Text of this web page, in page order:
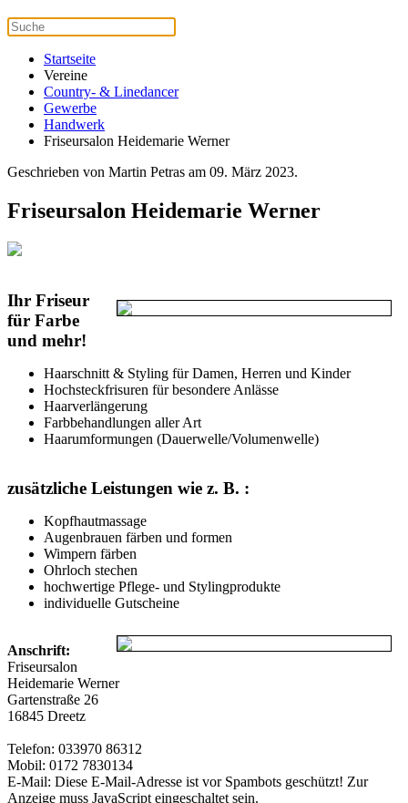
Startseite
Vereine
Country- & Linedancer
Gewerbe
Handwerk
Friseursalon Heidemarie Werner
Geschrieben von Martin Petras am 09. März 2023.
Friseursalon Heidemarie Werner
Ihr Friseur
für Farbe
und mehr!
Haarschnitt & Styling für Damen, Herren und Kinder
Hochsteckfrisuren für besondere Anlässe
Haarverlängerung
Farbbehandlungen aller Art
Haarumformungen (Dauerwelle/Volumenwelle)
zusätzliche Leistungen wie z. B. :
Kopfhautmassage
Augenbrauen färben und formen
Wimpern färben
Ohrloch stechen
hochwertige Pflege- und Stylingprodukte
individuelle Gutscheine
Anschrift:
Friseursalon
Heidemarie Werner
Gartenstraße 26
16845 Dreetz
Telefon: 033970 86312
Mobil: 0172 7830134
E-Mail: Diese E-Mail-Adresse ist vor Spambots geschützt! Zur
Anzeige muss JavaScript eingeschaltet sein.